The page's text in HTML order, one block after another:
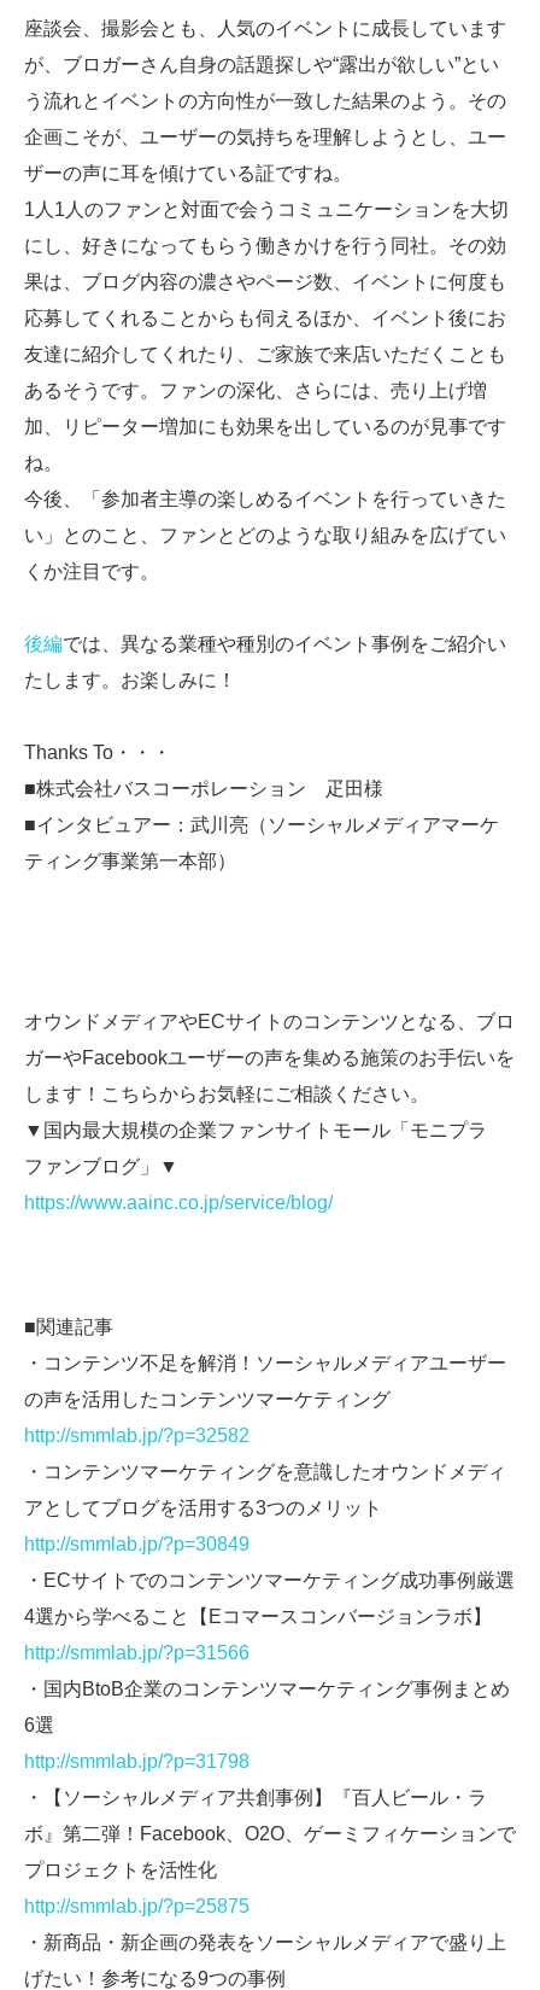
座談会、撮影会とも、人気のイベントに成長しています
が、ブロガーさん自身の話題探しや“露出が欲しい”とい
う流れとイベントの方向性が一致した結果のよう。その
企画こそが、ユーザーの気持ちを理解しようとし、ユー
ザーの声に耳を傾けている証ですね。
1人1人のファンと対面で会うコミュニケーションを大切
にし、好きになってもらう働きかけを行う同社。その効
果は、ブログ内容の濃さやページ数、イベントに何度も
応募してくれることからも伺えるほか、イベント後にお
友達に紹介してくれたり、ご家族で来店いただくことも
あるそうです。ファンの深化、さらには、売り上げ増
加、リピーター増加にも効果を出しているのが見事です
ね。
今後、「参加者主導の楽しめるイベントを行っていきた
い」とのこと、ファンとどのような取り組みを広げてい
くか注目です。
後編では、異なる業種や種別のイベント事例をご紹介い
たします。お楽しみに！
Thanks To・・・
■株式会社バスコーポレーション 疋田様
■インタビュアー：武川亮（ソーシャルメディアマーケ
ティング事業第一本部）
オウンドメディアやECサイトのコンテンツとなる、ブロ
ガーやFacebookユーザーの声を集める施策のお手伝いを
します！こちらからお気軽にご相談ください。
▼国内最大規模の企業ファンサイトモール「モニプラ
ファンブログ」▼
https://www.aainc.co.jp/service/blog/
■関連記事
・コンテンツ不足を解消！ソーシャルメディアユーザー
の声を活用したコンテンツマーケティング
http://smmlab.jp/?p=32582
・コンテンツマーケティングを意識したオウンドメディ
アとしてブログを活用する3つのメリット
http://smmlab.jp/?p=30849
・ECサイトでのコンテンツマーケティング成功事例厳選
4選から学べること【Eコマースコンバージョンラボ】
http://smmlab.jp/?p=31566
・国内BtoB企業のコンテンツマーケティング事例まとめ
6選
http://smmlab.jp/?p=31798
・【ソーシャルメディア共創事例】『百人ビール・ラ
ボ』第二弾！Facebook、O2O、ゲーミフィケーションで
プロジェクトを活性化
http://smmlab.jp/?p=25875
・新商品・新企画の発表をソーシャルメディアで盛り上
げたい！参考になる9つの事例